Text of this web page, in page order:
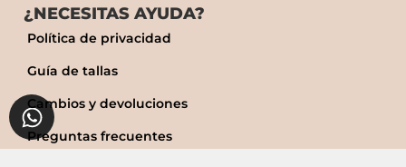
¿NECESITAS AYUDA?
Política de privacidad
Guía de tallas
Cambios y devoluciones
Preguntas frecuentes